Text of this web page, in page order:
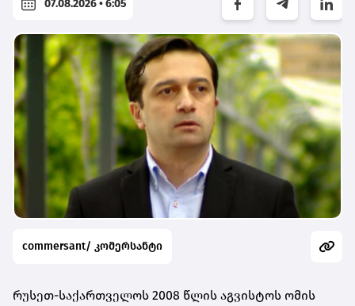
07.08.2026 • 6:05
commersant/ კომერსანტი
რუსეთ-საქართველოს 2008 წლის აგვისტოს ომის